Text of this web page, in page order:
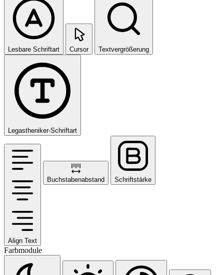
Lesbare Schriftart Cursor Textvergrößerung
Legastheniker-Schriftart
Align Text
Buchstabenabstand Schriftstärke
Farbmodule